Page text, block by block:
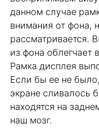
данном случае
внимания от фона,
рассматривается.
из фона облегчает
Рамка дисплея
Если бы ее не
экране сливалось
находятся на
наш мозг.